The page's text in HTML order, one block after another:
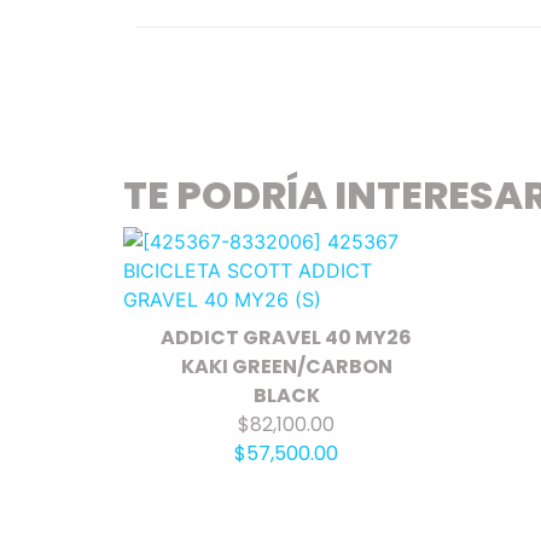
TE PODRÍA
ADDICT GRAVEL 40 MY26
KAKI GREEN/CARBON
BLACK
$82,100.00
$57,500.00